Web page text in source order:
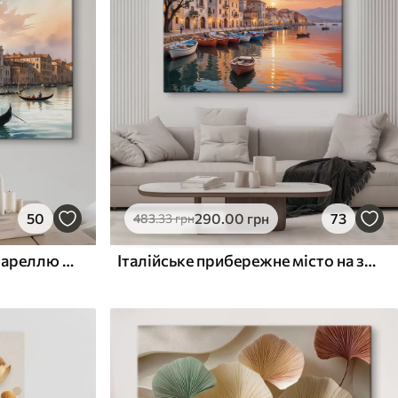
50
Мальовнича картина аквареллю мистецтва вид на Гранд-канал у Венеції, Італія
483.33грн290.00 грн 73
Італійське прибережне місто на заході сонця з барвистими будівлями вздовж набережної та човнами, що пливуть у спокійних водах